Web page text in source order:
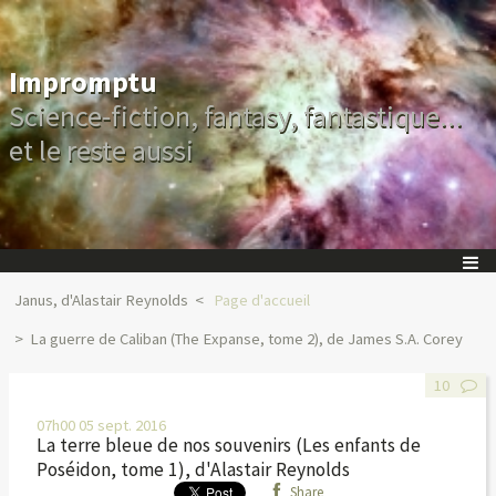
Impromptu
Science-fiction, fantasy, fantastique...
et le reste aussi
Janus, d'Alastair Reynolds
Page d'accueil
La guerre de Caliban (The Expanse, tome 2), de James S.A. Corey
07h00 05 sept. 2016
La terre bleue de nos souvenirs (Les enfants de
Poséidon, tome 1), d'Alastair Reynolds
10